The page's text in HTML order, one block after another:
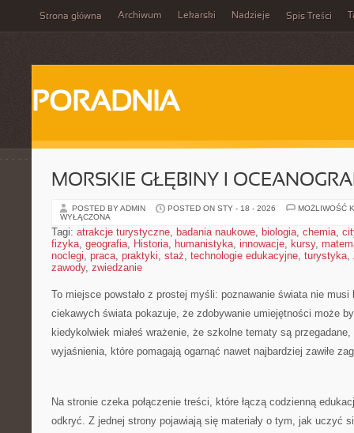
Strona główna Archiwum Lekarski Nadzieje Spis Treści
PORADNIA
MORSKIE GŁĘBINY I
POSTED BY ADMIN POSTED ON STY - 18 - 2026
MOŻLIWOŚĆ
WYŁĄCZONA
Tagi: atrakcje turystyczne, badania naukowe, biologia, chemia,
fizyka, geografia, Historia, humanistyka, innowacje, kursy,
noclegi, praca, praktyki, staż, technologie edukacyjne, turystyka,
zawody, zwiedzanie
To miejsce powstało z prostej myśli: poznawanie świata nie
ciekawych świata pokazuje, że zdobywanie umiejętności może
kiedykolwiek miałeś wrażenie, że szkolne tematy są
wyjaśnienia, które pomagają ogarnąć nawet najbardziej zawiłe
Na stronie czeka połączenie treści, które łączą codzienną
odkryć. Z jednej strony pojawiają się materiały o tym, jak uczyć